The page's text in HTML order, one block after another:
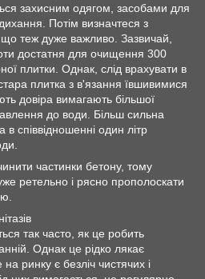
захисним одягом, засобами для
Потім визначтеся з
що теж дуже важливо. Зазвичай,
достатня для очищення 300
плитки. Однак, слід врахувати в
плитка з в'язання ївшивимися
довіра вимагають більшої
до води. Більш сильна
в співвідношенні один літр
частинки бетону, тому
ретельно і рясно прополоскати
так часто, як це робить
Однак це рідко лякає
ринку є безліч чистячих і